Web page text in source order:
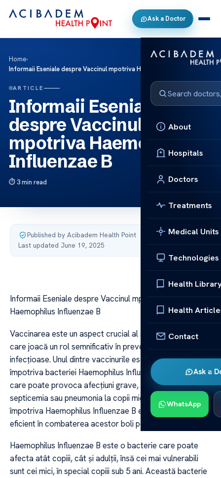
Ask a Doctor
About
Hospitals
Doctors
Treatments
Medical Units
Technologies
Health
Health
Contact
Ask a
WhatsApp
Home›
Informaii Eseniale despre Vaccinul mpotriva Haemophilus Influenzae B
ARTICLE
Informaii Eseniale
despre Vaccinul
mpotriva Haemophilus
Influenzae B
3 min read
Published by Acibadem Health Point·
Last updated June 19, 2025
Informaii Eseniale despre Vaccinul mpotriva
Haemophilus Influenzae B
Vaccinarea este un aspect crucial al sănătății publice,
care joacă un rol semnificativ în prevenirea bolilor
infecțioase. Unul dintre vaccinurile esențiale este cel
împotriva bacteriei Haemophilus Influenzae tip B (Hib),
care poate provoca afecțiuni grave, cum ar fi meningita,
septicemia sau pneumonia la copii mici. Vaccinul
împotriva Haemophilus Influenzae B este un instrument
eficient în combaterea acestor boli periculoase.
Haemophilus Influenzae B este o bacterie care poate
afecta atât copiii, cât și adulții, însă cei mai vulnerabili
sunt cei mici, în special copiii sub 5 ani. Această bacterie